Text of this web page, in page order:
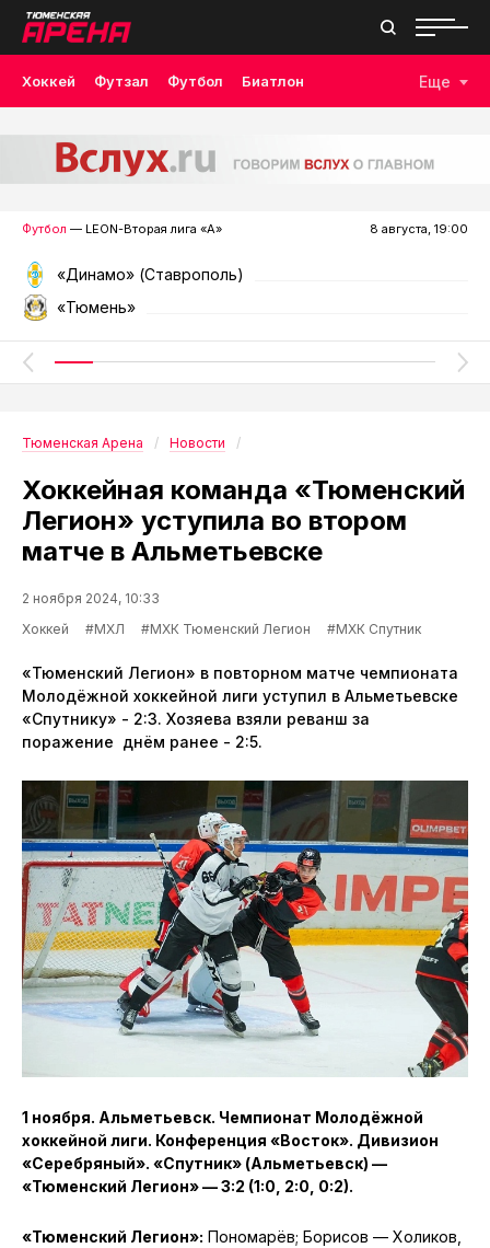
Хоккей Футзал Футбол Биатлон Еще
Футбол — LEON-Вторая лига «А» 8 августа, 19:00
«Динамо» (Ставрополь)
«Тюмень»
Тюменская Арена Новости
Хоккейная команда «Тюменский
Легион» уступила во втором
матче в Альметьевске
2 ноября 2024, 10:33
Хоккей
#МХЛ #МХК Тюменский Легион #МХК Спутник
«Тюменский Легион» в повторном матче чемпионата
Молодёжной хоккейной лиги уступил в Альметьевске
«Спутнику» - 2:3. Хозяева взяли реванш за
поражение днём ранее - 2:5.
1 ноября. Альметьевск. Чемпионат Молодёжной
хоккейной лиги. Конференция «Восток». Дивизион
«Серебряный». «Спутник» (Альметьевск) —
«Тюменский Легион» — 3:2 (1:0, 2:0, 0:2).
«Тюменский Легион»: Пономарёв; Борисов — Холиков,